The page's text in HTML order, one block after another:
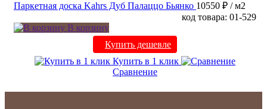
Паркетная доска Kahrs Дуб Палаццо Бьянко 10550 ₽ / м2
код товара: 01-529
В корзину
Купить дешевле
Купить в 1 клик
Сравнение